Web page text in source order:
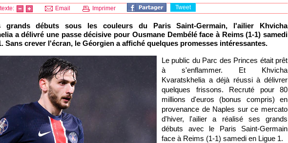
Email Imprimer Tweet
grands débuts sous les couleurs du Paris Saint-Germain, l'ailier Khvicha
a délivré une passe décisive pour Ousmane Dembélé face à Reims (1-1) samedi
Sans crever l'écran, le Géorgien a affiché quelques promesses intéressantes.
Le public du Parc des Princes était prêt
à s'enflammer. Et Khvicha
Kvaratskhelia a déjà réussi à délivrer
quelques frissons. Recruté pour 80
millions d'euros (bonus compris) en
provenance de Naples sur ce mercato
d'hiver, l'ailier a réalisé ses grands
débuts avec le Paris Saint-Germain
face à Reims (1-1) samedi en Ligue 1.